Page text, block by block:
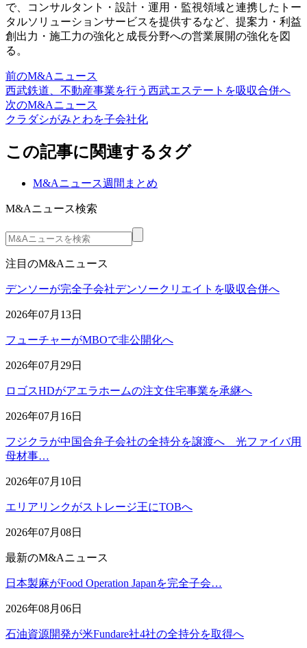
で、コンサルタント・設計・運用・監視領域と連携したトー
タルソリューションサービスを提供するなど、提案力・利益
創出力・施工力の強化と成長分野への営業展開の強化を図
る。
前のM&Aニュース
西武鉄道、不動産事業を行う西武エステートを吸収合併へ
次のM&Aニュース
クラダシがみとわを子会社化
この記事に関連するタグ
M&Aニュース週間まとめ
M&Aニュース検索
注目のM&Aニュース
デンソーが完全子会社デンソークリエイトを吸収合併へ
2026年07月13日
フューチャーがMBOで非公開化へ
2026年07月29日
ロゴスHDがアエラホームの注文住宅事業を承継へ
2026年07月16日
フジクラが中国合弁子会社の全持分を譲渡へ 光ファイバ用
母材事…
2026年07月10日
エリアリンクがストレージ王にTOBへ
2026年07月08日
最新のM&Aニュース
日本製麻がFood Operation Japanを完全子会…
2026年08月06日
石油資源開発が米Fundare社4社の全持分を取得へ